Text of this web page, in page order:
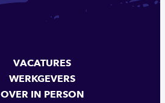
VACATURES
WERKGEVERS
OVER IN PERSON